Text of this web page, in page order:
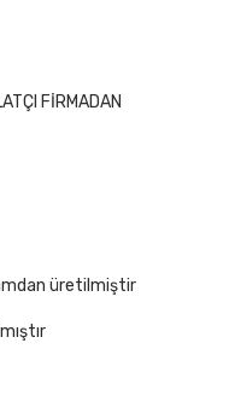
FİRMADAN
üretilmiştir